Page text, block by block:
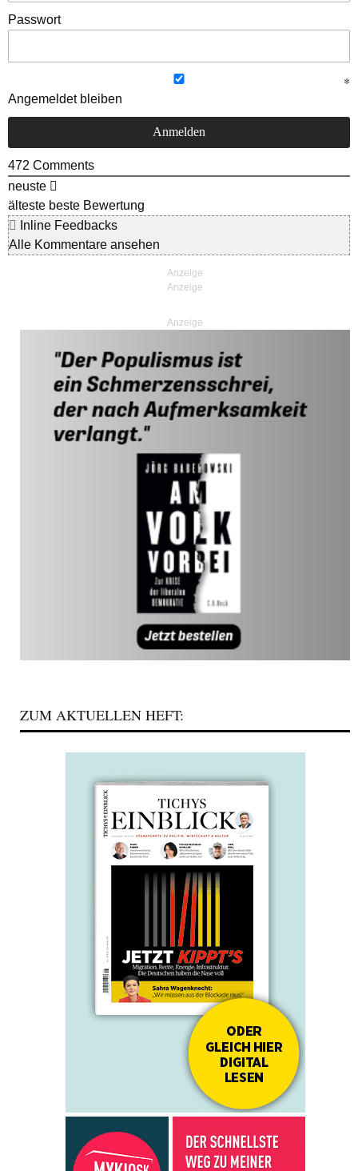
Passwort
Angemeldet bleiben
472 Comments
neuste
älteste beste Bewertung
Inline Feedbacks
Alle Kommentare ansehen
Anzeige
ZUM AKTUELLEN HEFT: